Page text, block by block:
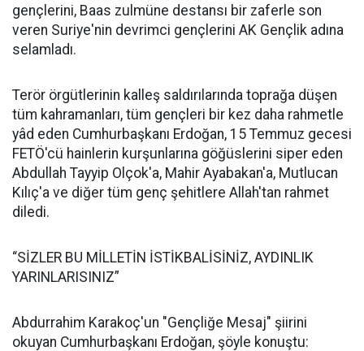
gençlerini, Baas zulmüne destansı bir zaferle son
veren Suriye'nin devrimci gençlerini AK Gençlik adına
selamladı.
Terör örgütlerinin kalleş saldırılarında toprağa düşen
tüm kahramanları, tüm gençleri bir kez daha rahmetle
yâd eden Cumhurbaşkanı Erdoğan, 15 Temmuz gecesi
FETÖ'cü hainlerin kurşunlarına göğüslerini siper eden
Abdullah Tayyip Olçok'a, Mahir Ayabakan'a, Mutlucan
Kılıç'a ve diğer tüm genç şehitlere Allah'tan rahmet
diledi.
“SİZLER BU MİLLETİN İSTİKBALİSİNİZ, AYDINLIK
YARINLARISINIZ”
Abdurrahim Karakoç'un "Gençliğe Mesaj" şiirini
okuyan Cumhurbaşkanı Erdoğan, şöyle konuştu: